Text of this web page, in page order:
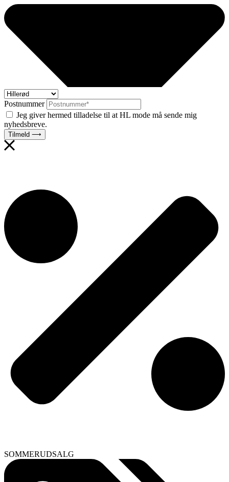
Postnummer
Jeg giver hermed tilladelse til at HL mode må sende mig
nyhedsbreve.
Tilmeld ⟶
SOMMERUDSALG